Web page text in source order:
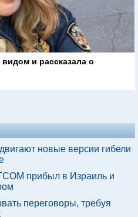
и рассказала о
новые версии гибели
прибыл в Израиль и
переговоры, требуя